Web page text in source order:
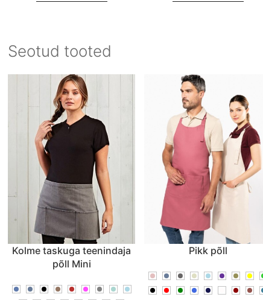
Seotud tooted
Kolme taskuga teenindaja
põll Mini
Pikk põll